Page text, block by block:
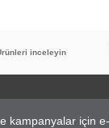
inceleyin